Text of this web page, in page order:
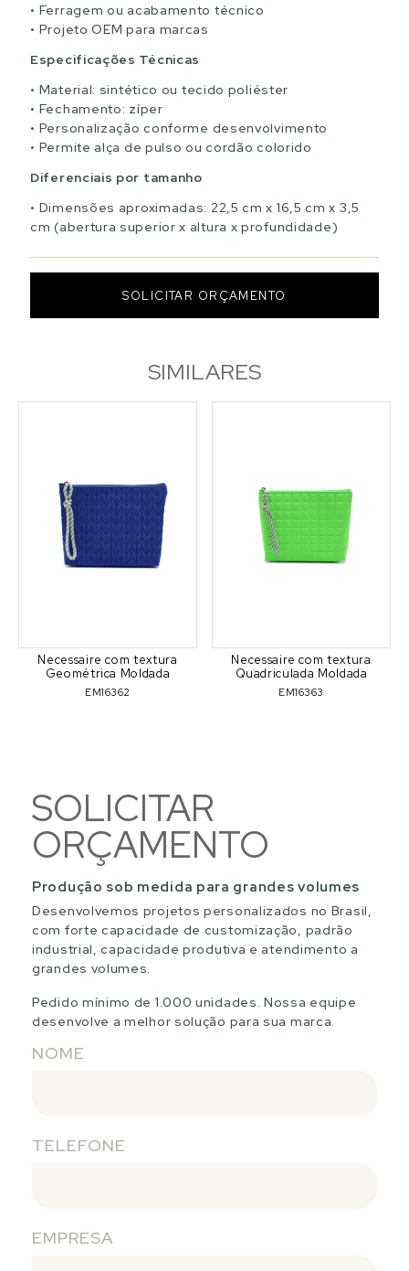
Ferragem ou acabamento técnico
Projeto OEM para marcas
Especificações Técnicas
Material: sintético ou tecido poliéster
Fechamento: zíper
Personalização conforme desenvolvimento
Permite alça de pulso ou cordão colorido
Diferenciais por tamanho
Dimensões aproximadas: 22,5 cm x 16,5 cm x 3,5
cm (abertura superior x altura x profundidade)
SOLICITAR ORÇAMENTO
SIMILARES
Necessaire com textura
Geométrica Moldada
EM16362
Necessaire com textura
Quadriculada Moldada
EM16363
SOLICITAR
ORÇAMENTO
Produção sob medida para grandes volumes
Desenvolvemos projetos personalizados no Brasil,
com forte capacidade de customização, padrão
industrial, capacidade produtiva e atendimento a
grandes volumes.
Pedido mínimo de 1.000 unidades. Nossa equipe
desenvolve a melhor solução para sua marca.
NOME
TELEFONE
EMPRESA